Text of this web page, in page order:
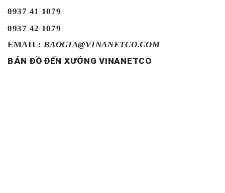
0937 41 1079
0937 42 1079
EMAIL: BAOGIA@VINANETCO.COM
BẢN ĐỒ ĐẾN XƯỞNG VINANETCO